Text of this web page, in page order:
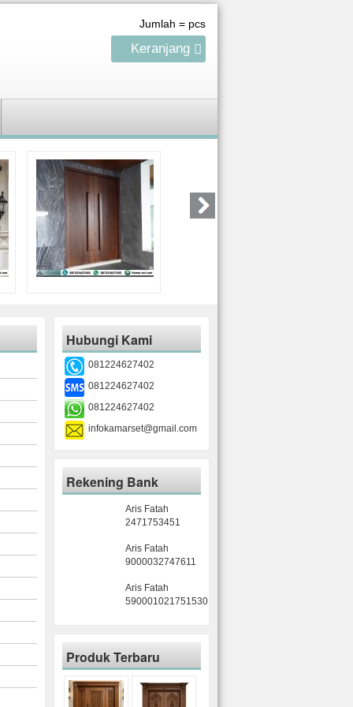
Jumlah = pcs
Keranjang
Hubungi Kami
081224627402
081224627402
081224627402
infokamarset@gmail.com
Rekening Bank
Aris Fatah
2471753451
Aris Fatah
9000032747611
Aris Fatah
590001021751530
Produk Terbaru